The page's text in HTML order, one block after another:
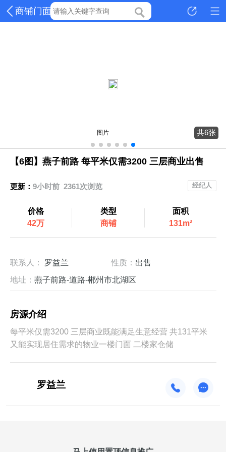
商铺门面
共6张
图片
【6图】燕子前路 每平米仅需3200 三层商业出售
更新： 9小时前 2361次浏览 经纪人
价格
42万
类型
商铺
面积
131m²
联系人： 罗益兰 性质： 出售
地址： 燕子前路-道路-郴州市北湖区
房源介绍
每平米仅需3200 三层商业既能满足生意经营 共131平米
又能实现居住需求的物业一楼门面 二楼家仓储
罗益兰